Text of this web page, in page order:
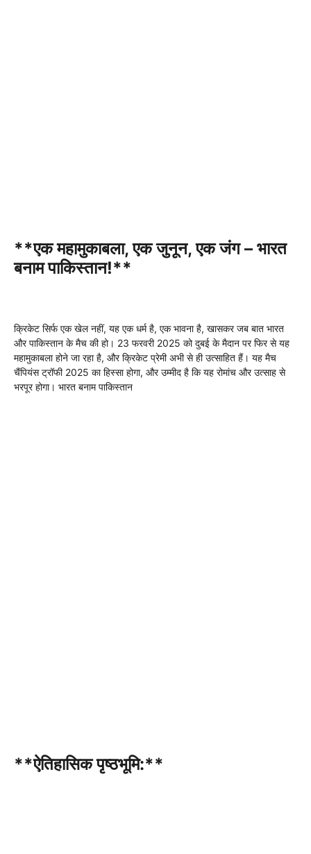
**एक महामुकाबला, एक जुनून, एक जंग – भारत
बनाम पाकिस्तान!**
क्रिकेट सिर्फ एक खेल नहीं, यह एक धर्म है, एक भावना है, खासकर जब बात भारत
और पाकिस्तान के मैच की हो। 23 फरवरी 2025 को दुबई के मैदान पर फिर से यह
महामुकाबला होने जा रहा है, और क्रिकेट प्रेमी अभी से ही उत्साहित हैं। यह मैच
चैंपियंस ट्रॉफी 2025 का हिस्सा होगा, और उम्मीद है कि यह रोमांच और उत्साह से
भरपूर होगा। भारत बनाम पाकिस्तान
**ऐतिहासिक पृष्ठभूमि:**